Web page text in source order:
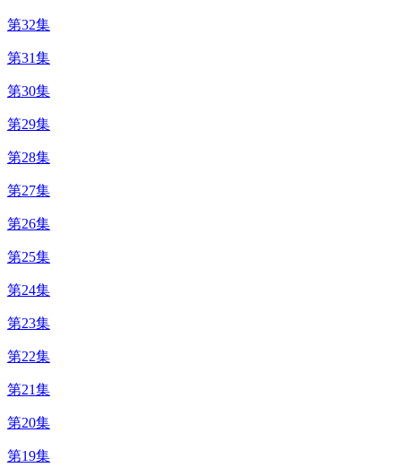
第32集
第31集
第30集
第29集
第28集
第27集
第26集
第25集
第24集
第23集
第22集
第21集
第20集
第19集